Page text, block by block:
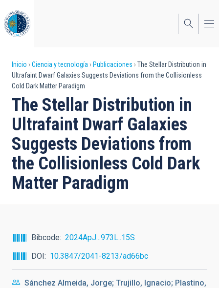
al
contenido
principal
Sobrescribir
enlaces
de
ayuda
a
la
navegación
Inicio Ciencia y tecnología Publicaciones
The Stellar Distribution in
Ultrafaint Dwarf Galaxies Suggests Deviations from the Collisionless
Cold Dark Matter Paradigm
The Stellar Distribution in
Ultrafaint Dwarf Galaxies
Suggests Deviations from
the Collisionless Cold Dark
Matter Paradigm
Bibcode
2024ApJ...973L..15S
DOI
10.3847/2041-8213/ad66bc
Sánchez Almeida, Jorge; Trujillo, Ignacio; Plastino,